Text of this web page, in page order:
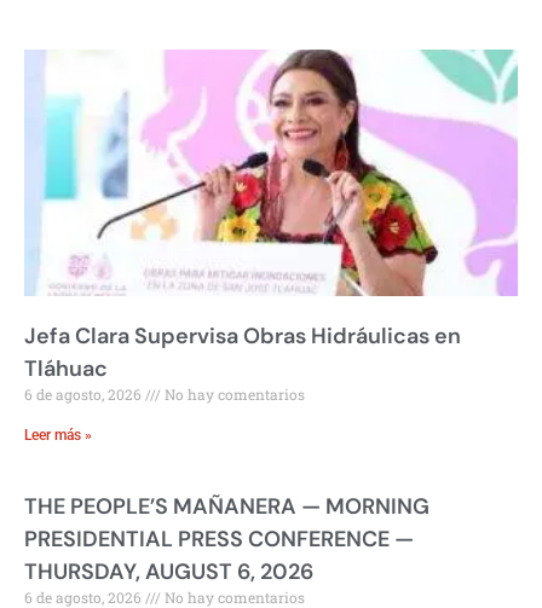
Jefa Clara Supervisa Obras Hidráulicas en
Tláhuac
6 de agosto, 2026 No hay comentarios
Leer más »
THE PEOPLE’S MAÑANERA — MORNING
PRESIDENTIAL PRESS CONFERENCE —
THURSDAY, AUGUST 6, 2026
6 de agosto, 2026 No hay comentarios